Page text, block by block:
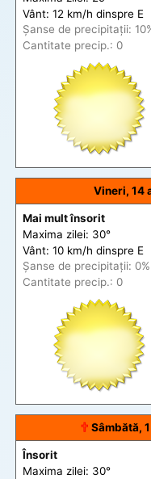
Vânt: 12 km/h dinspre E
Șanse de precipitații:
Cantitate precip.: 0
Vineri, 14
Mai mult însorit
Maxima zilei: 30°
Vânt: 10 km/h dinspre E
Șanse de precipitații: 0%
Cantitate precip.: 0
🕆 Sâmbătă,
Însorit
Maxima zilei: 30°